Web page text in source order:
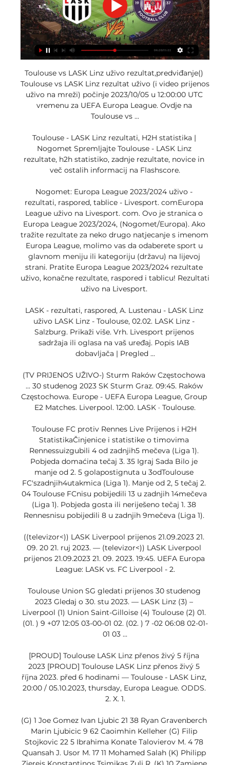
Toulouse vs LASK Linz uživo rezultat,predviđanje()
Toulouse vs LASK Linz rezultat uživo (i video prijenos
uživo na mreži) počinje 2023/10/05 u 12:00:00 UTC
vremenu za UEFA Europa League. Ovdje na
Toulouse vs ...
Toulouse - LASK Linz rezultati, H2H statistika |
Nogomet Spremljajte Toulouse - LASK Linz
rezultate, h2h statistiko, zadnje rezultate, novice in
več ostalih informacij na Flashscore.
Nogomet: Europa League 2023/2024 uživo -
rezultati, raspored, tablice - Livesport. comEuropa
League uživo na Livesport. com. Ovo je stranica o
Europa League 2023/2024, (Nogomet/Europa). Ako
tražite rezultate za neko drugo natjecanje s imenom
Europa League, molimo vas da odaberete sport u
glavnom meniju ili kategoriju (državu) na lijevoj
strani. Pratite Europa League 2023/2024 rezultate
uživo, konačne rezultate, raspored i tablicu! Rezultati
uživo na Livesport.
LASK - rezultati, raspored, A. Lustenau - LASK Linz
uživo LASK Linz - Toulouse, 02.02. LASK Linz -
Salzburg. Prikaži više. Vrh. Livesport prijenos
sadržaja ili oglasa na vaš uređaj. Popis IAB
dobavljača‎ | Pregled ...
(TV PRIJENOS UŽIVO-) Sturm Raków Częstochowa
... 30 studenog 2023 SK Sturm Graz. 09:45. Raków
Częstochowa. Europe - UEFA Europa League, Group
E2 Matches. Liverpool. 12:00. LASK · Toulouse.
Toulouse FC protiv Rennes Live Prijenos i H2H
StatistikaČinjenice i statistike o timovima
Rennessuizgubili 4 od zadnjih5 mečeva (Liga 1).
Pobjeda domaćina tečaj 3. 35 Igraj Sada Bilo je
manje od 2. 5 golapostignuta u 3odToulouse
FC'szadnjih4utakmica (Liga 1). Manje od 2, 5 tečaj 2.
04 Toulouse FCnisu pobijedili 13 u zadnjih 14mečeva
(Liga 1). Pobjeda gosta ili neriješeno tečaj 1. 38
Rennesnisu pobijedili 8 u zadnjih 9mečeva (Liga 1).
((televizor<)) LASK Liverpool prijenos 21.09.2023 21.
09. 20 21. ruj 2023. — (televizor<)) LASK Liverpool
prijenos 21.09.2023 21. 09. 2023. 19:45. UEFA Europa
League: LASK vs. FC Liverpool - 2.
Toulouse Union SG gledati prijenos 30 studenog
2023 Gledaj o 30. stu 2023. — LASK Linz (3) –
Liverpool (1) Union Saint-Gilloise (4) Toulouse (2) 01.
(01. ) 9 +07 12:05 03-00-01 02. (02. ) 7 -02 06:08 02-01-
01 03 ...
[PROUD] Toulouse LASK Linz přenos živý 5 října
2023 [PROUD] Toulouse LASK Linz přenos živý 5
října 2023. před 6 hodinami — Toulouse - LASK Linz,
20:00 / 05.10.2023, thursday, Europa League. ODDS.
2. X. 1.
(G) 1 Joe Gomez Ivan Ljubic 21 38 Ryan Gravenberch
Marin Ljubicic 9 62 Caoimhin Kelleher (G) Filip
Stojkovic 22 5 Ibrahima Konate Talovierov M. 4 78
Quansah J. Usor M. 17 11 Mohamed Salah (K) Philipp